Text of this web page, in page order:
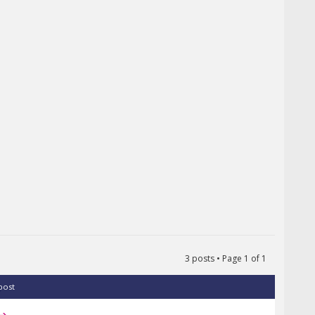
3 posts • Page 1 of 1